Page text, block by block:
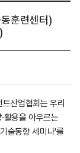
훈련센터)
산업협회는 우리
활용을 아우르는
술동향 세미나'를